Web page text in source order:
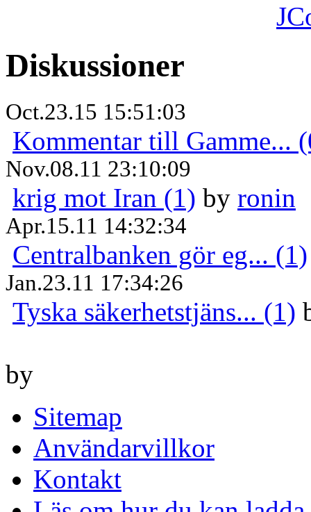
Diskussioner
Oct.23.15 15:51:03
Kommentar till Gamme...
Nov.08.11 23:10:09
krig mot Iran (1) by ronin
Apr.15.11 14:32:34
Centralbanken gör eg... (1)
Jan.23.11 17:34:26
Tyska säkerhetstjäns... (1)
by
Sitemap
Användarvillkor
Kontakt